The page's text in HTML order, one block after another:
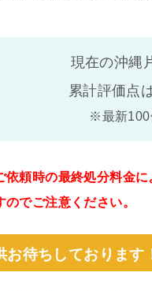
現在の沖縄
累計評価点
※最新100
頼時の最終処分料金
でご注意ください。
待ちしております